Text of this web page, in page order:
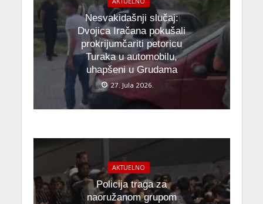
Nesvakidašnji slučaj:
Dvojica Iračana pokušali
prokrijumčariti petoricu
Turaka u automobilu,
uhapšeni u Grudama
27. Jula 2026.
AKTUELNO
Policija traga za
naoružanom grupom